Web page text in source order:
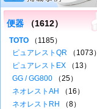
便器 （1612）
TOTO （1185）
ピュアレストQR （1073）
ピュアレストEX （13）
GG / GG800 （25）
ネオレストAH
（16）
ネオレストRH
（8）